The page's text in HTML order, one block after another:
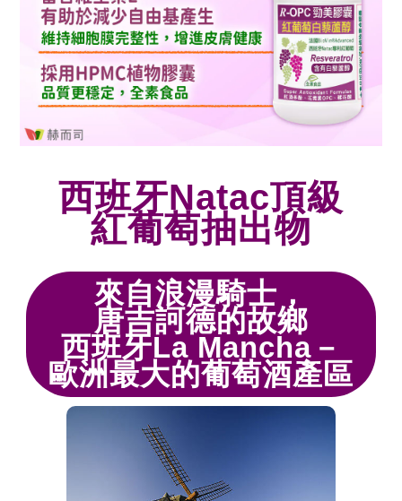
西班牙Natac頂級
紅葡萄抽出物
來自浪漫騎士，
唐吉訶德的故鄉
西班牙La Mancha－
歐洲最大的葡萄酒產區